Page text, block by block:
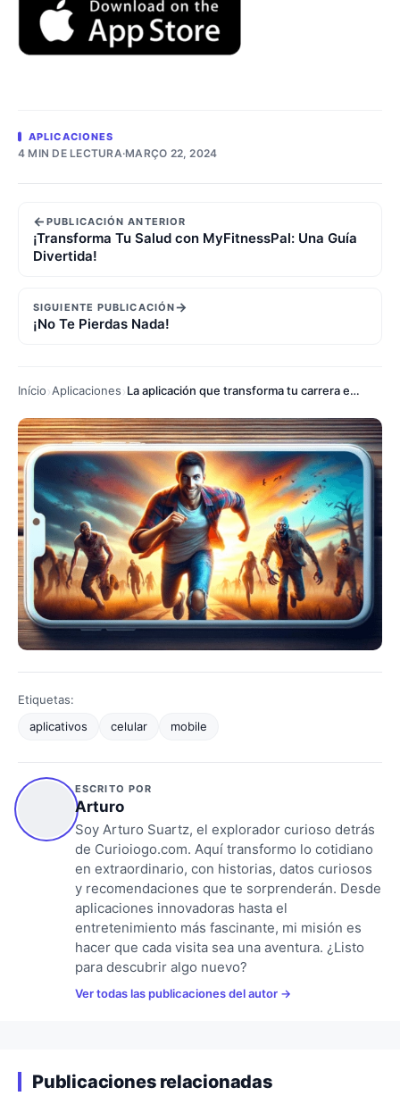
APLICACIONES
4 MIN DE LECTURA·MARÇO 22, 2024
←PUBLICACIÓN ANTERIOR
¡Transforma Tu Salud con MyFitnessPal: Una Guía
Divertida!
SIGUIENTE PUBLICACIÓN→
¡No Te Pierdas Nada!
Início Aplicaciones La aplicación que transforma tu carrera en una aventura llena de acción!
Etiquetas:
aplicativos
celular mobile
ESCRITO POR
Arturo
Soy Arturo Suartz, el explorador curioso detrás
de Curioiogo.com. Aquí transformo lo cotidiano
en extraordinario, con historias, datos curiosos
y recomendaciones que te sorprenderán. Desde
aplicaciones innovadoras hasta el
entretenimiento más fascinante, mi misión es
hacer que cada visita sea una aventura. ¿Listo
para descubrir algo nuevo?
Ver todas las publicaciones del autor
Publicaciones relacionadas